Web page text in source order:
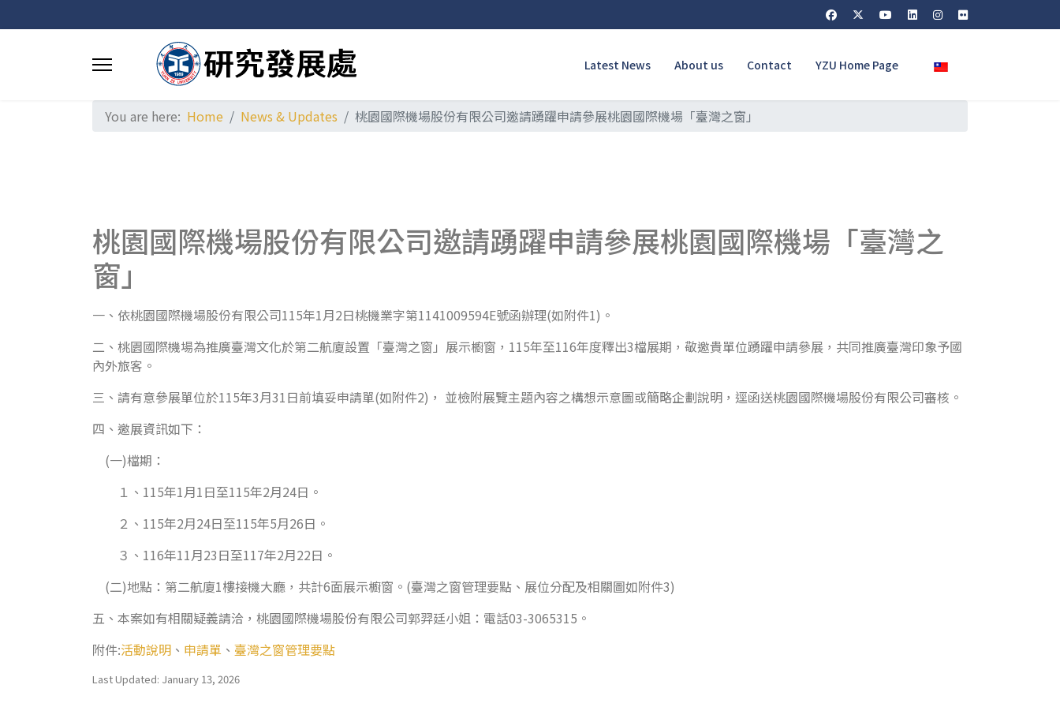
Latest News About us Contact YZU Home Page Select your language
You are here: Home News & Updates 桃園國際機場股份有限公司邀請踴躍申請參展桃園國際機場「臺灣之窗」
桃園國際機場股份有限公司邀請踴躍申請參展桃園國際機場「臺灣之
窗」
一、依桃園國際機場股份有限公司115年1月2日桃機業字第1141009594E號函辦理(如附件1)。
二、桃園國際機場為推廣臺灣文化於第二航廈設置「臺灣之窗」展示櫥窗，115年至116年度釋出3檔展期，敬邀貴單位踴躍申請參展，共同推廣臺灣印象予國
內外旅客。
三、請有意參展單位於115年3月31日前填妥申請單(如附件2)， 並檢附展覽主題內容之構想示意圖或簡略企劃說明，逕函送桃園國際機場股份有限公司審核。
四、邀展資訊如下：
(一)檔期：
１、115年1月1日至115年2月24日。
２、115年2月24日至115年5月26日。
３、116年11月23日至117年2月22日。
(二)地點：第二航廈1樓接機大廳，共計6面展示櫥窗。(臺灣之窗管理要點、展位分配及相關圖如附件3)
五、本案如有相關疑義請洽，桃園國際機場股份有限公司郭羿廷小姐：電話03-3065315。
附件:活動說明 、 申請單 、 臺灣之窗管理要點
Last Updated: January 13, 2026